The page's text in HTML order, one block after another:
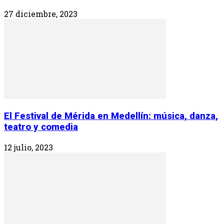
27 diciembre, 2023
El Festival de Mérida en Medellín: música, danza,
teatro y comedia
12 julio, 2023